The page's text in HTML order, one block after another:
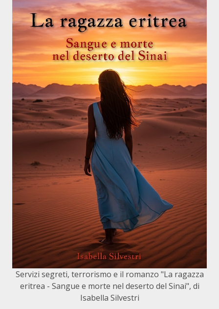
Servizi segreti, terrorismo e il romanzo "La ragazza
eritrea - Sangue e morte nel deserto del Sinai", di
Isabella Silvestri